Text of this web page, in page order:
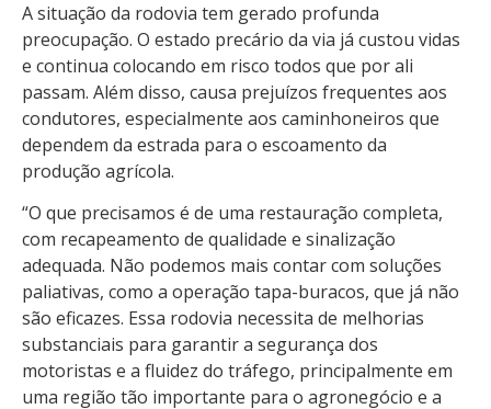
A situação da rodovia tem gerado profunda
preocupação. O estado precário da via já custou vidas
e continua colocando em risco todos que por ali
passam. Além disso, causa prejuízos frequentes aos
condutores, especialmente aos caminhoneiros que
dependem da estrada para o escoamento da
produção agrícola.
“O que precisamos é de uma restauração completa,
com recapeamento de qualidade e sinalização
adequada. Não podemos mais contar com soluções
paliativas, como a operação tapa-buracos, que já não
são eficazes. Essa rodovia necessita de melhorias
substanciais para garantir a segurança dos
motoristas e a fluidez do tráfego, principalmente em
uma região tão importante para o agronegócio e a